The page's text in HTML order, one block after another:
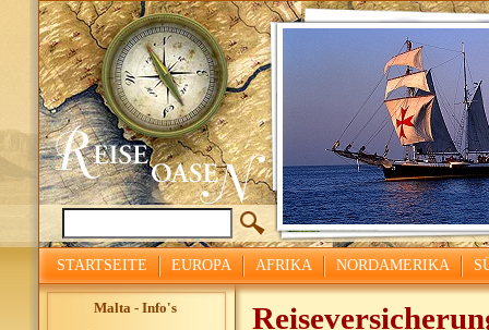
STARTSEITE EUROPA AFRIKA NORDAMERIKA
Malta - Info's